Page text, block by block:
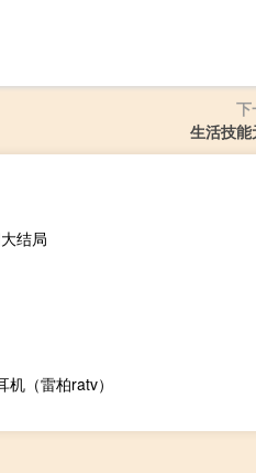
下
生活技能
结局
（雷柏ratv）